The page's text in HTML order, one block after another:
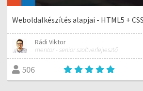
Weboldalkészítés alapjai - HTML5 +
Rádi Viktor
mentor - senior szoftverfejlesztő
506